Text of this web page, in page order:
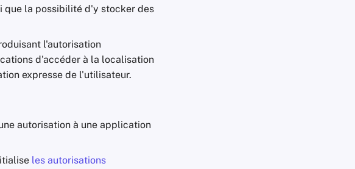
que la possibilité d'y stocker des
l'autorisation
d'accéder à la localisation
expresse de l'utilisateur.
autorisation à une application
les autorisations